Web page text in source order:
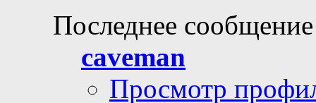
Последнее
caveman
Просмотр